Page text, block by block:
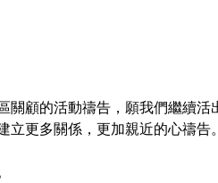
顧的活動禱告，願我們繼續活
更多關係，更加親近的心禱告。